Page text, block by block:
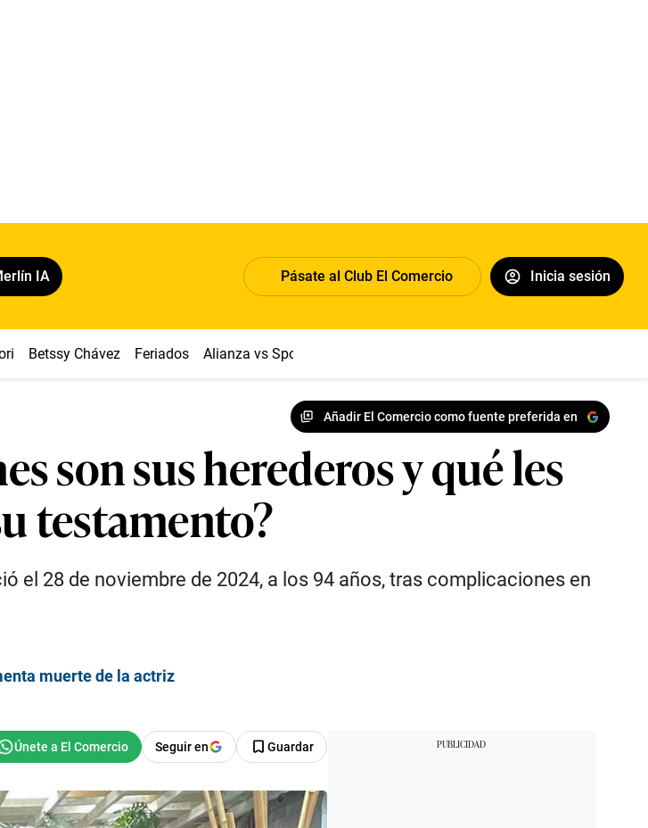
IA Pásate al Club El Comercio Inicia sesión
Betssy Chávez Feriados Alianza vs Sport Boys
Añadir El Comercio como fuente preferida en
son sus herederos y qué les
testamento?
el 28 de noviembre de 2024, a los 94 años, tras complicaciones en
muerte de la actriz
Seguir en Guardar